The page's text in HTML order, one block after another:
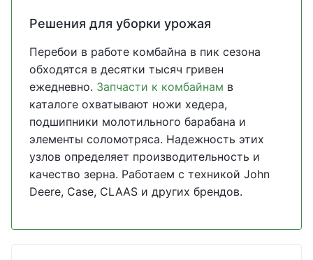
Решения для уборки урожая
Перебои в работе комбайна в пик сезона
обходятся в десятки тысяч гривен
ежедневно. Запчасти к комбайнам в
каталоге охватывают ножи хедера,
подшипники молотильного барабана и
элементы соломотряса. Надежность этих
узлов определяет производительность и
качество зерна. Работаем с техникой John
Deere, Case, CLAAS и других брендов.